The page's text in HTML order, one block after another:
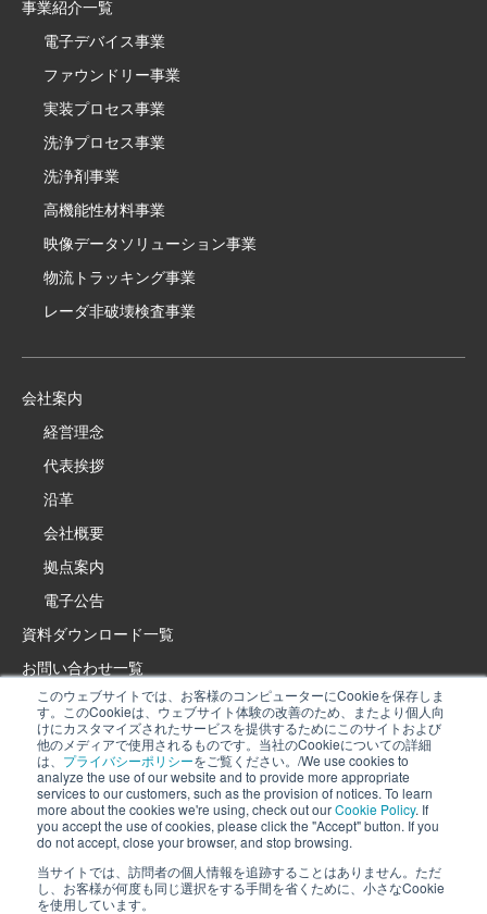
このウェブサイトでは、お客様のコンピューターにCookieを保存しま
す。このCookieは、ウェブサイト体験の改善のため、またより個人向
けにカスタマイズされたサービスを提供するためにこのサイトおよび
他のメディアで使用されるものです。当社のCookieについての詳細
は、 プライバシーポリシーをご覧ください。/We use cookies to
analyze the use of our website and to provide more appropriate
services to our customers, such as the provision of notices. To learn
more about the cookies we're using, check out ourCookie Policy. If
you accept the use of cookies, please click the "Accept" button. If you
do not accept, close your browser, and stop browsing.
当サイトでは、訪問者の個人情報を追跡することはありません。ただ
し、お客様が何度も同じ選択をする手間を省くために、小さなCookie
を使用しています。
事業紹介一覧
電子デバイス事業
ファウンドリー事業
実装プロセス事業
洗浄プロセス事業
洗浄剤事業
高機能性材料事業
映像データソリューション事業
物流トラッキング事業
レーダ非破壊検査事業
会社案内
経営理念
代表挨拶
沿革
会社概要
拠点案内
電子公告
資料ダウンロード一覧
お問い合わせ一覧
製品・サービスサイト
イプロス特設サイト
採用情報
プライバシーポリシー
Cookieポリシー
ソーシャルメディアポリシー
当社では、当サイトの利用状況を分析し、お知らせの提供などお客様により
適したサービスを提供するために、Cookieを利用しています。詳細は、
Cookieポリシーを確認してください。Cookieの利用に同意いただける場合
は、「同意」ボタンを押してください。同意できない場合は、ブラウザを閉